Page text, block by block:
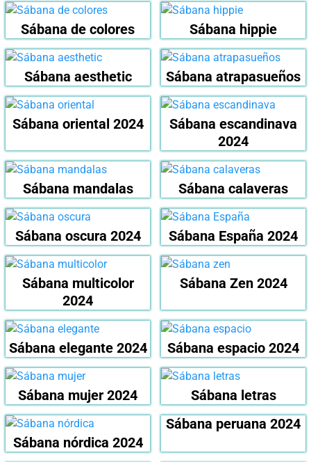
Sábana de colores Sábana hippie
Sábana aesthetic Sábana atrapasueños
Sábana oriental 2024
Sábana escandinava
2024
Sábana mandalas Sábana calaveras
Sábana oscura 2024 Sábana España 2024
Sábana multicolor
2024
Sábana Zen 2024
Sábana elegante 2024 Sábana espacio 2024
Sábana mujer 2024 Sábana letras
Sábana nórdica 2024
Sábana peruana 2024